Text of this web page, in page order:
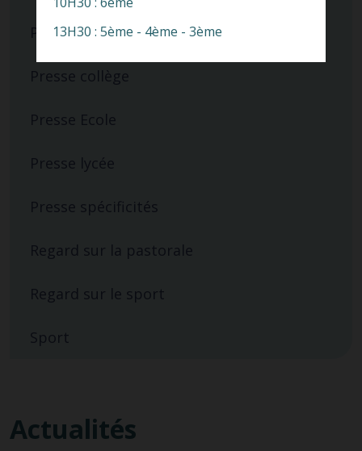
Pastorale
Presse collège
Presse Ecole
Presse lycée
Presse spécificités
Regard sur la pastorale
Regard sur le sport
Sport
Actualités
13H30 : 5ème - 4ème - 3ème